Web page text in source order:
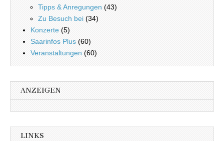
Tipps & Anregungen (43)
Zu Besuch bei (34)
Konzerte (5)
Saarinfos Plus (60)
Veranstaltungen (60)
ANZEIGEN
LINKS